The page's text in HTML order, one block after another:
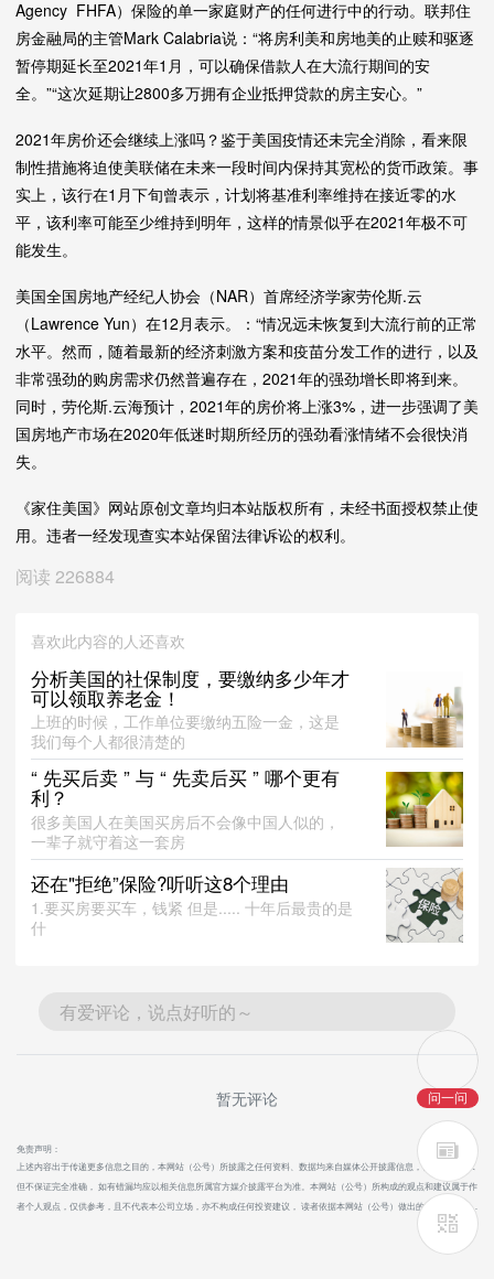
Agency FHFA）保险的单一家庭财产的任何进行中的行动。联邦住
房金融局的主管Mark Calabria说：“将房利美和房地美的止赎和驱逐
暂停期延长至2021年1月，可以确保借款人在大流行期间的安
全。”“这次延期让2800多万拥有企业抵押贷款的房主安心。”
2021年房价还会继续上涨吗？鉴于美国疫情还未完全消除，看来限
制性措施将迫使美联储在未来一段时间内保持其宽松的货币政策。事
实上，该行在1月下旬曾表示，计划将基准利率维持在接近零的水
平，该利率可能至少维持到明年，这样的情景似乎在2021年极不可
能发生。
美国全国房地产经纪人协会（NAR）首席经济学家劳伦斯.云
（Lawrence Yun）在12月表示。：“情况远未恢复到大流行前的正常
水平。然而，随着最新的经济刺激方案和疫苗分发工作的进行，以及
非常强劲的购房需求仍然普遍存在，2021年的强劲增长即将到来。
同时，劳伦斯.云海预计，2021年的房价将上涨3%，进一步强调了美
国房地产市场在2020年低迷时期所经历的强劲看涨情绪不会很快消
失。
《家住美国》网站原创文章均归本站版权所有，未经书面授权禁止使
用。违者一经发现查实本站保留法律诉讼的权利。
阅读 226884
喜欢此内容的人还喜欢
分析美国的社保制度，要缴纳多少年才
可以领取养老金！
上班的时候，工作单位要缴纳五险一金，这是
我们每个人都很清楚的
“ 先买后卖 ” 与 “ 先卖后买 ” 哪个更有
利？
很多美国人在美国买房后不会像中国人似的，
一辈子就守着这一套房
还在"拒绝”保险?听听这8个理由
1.要买房要买车，钱紧 但是..... 十年后最贵的是
什
有爱评论，说点好听的～
暂无评论
免责声明：
上述内容出于传递更多信息之目的，本网站（公号）所披露之任何资料、数据均来自媒体公开披露信息，信息数据力求
但不保证完全准确， 如有错漏均应以相关信息所属官方媒介披露平台为准。本网站（公号）所构成的观点和建议属于作
者个人观点，仅供参考，且不代表本公司立场，亦不构成任何投资建议， 读者依据本网站（公号）做出的任何行为所造
成的一切后果、损失，本公司及作者均不承担任何责任。如阁下发现内容存在版权问题， 请提交相关链接至邮箱：
展开
问一问